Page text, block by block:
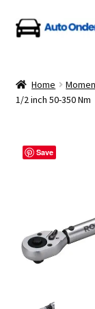
Ga
door
navigatie
Ga
naar
inhoud
Algemene
Contact
Home
1/2 inch 50-350 Nm
Save